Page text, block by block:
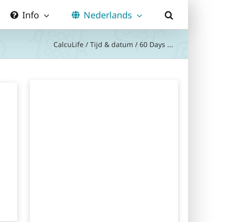
Info Nederlands
CalcuLife / Tijd & datum / 60 Days ...